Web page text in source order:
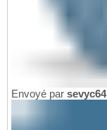
Envoyé par sevyc64